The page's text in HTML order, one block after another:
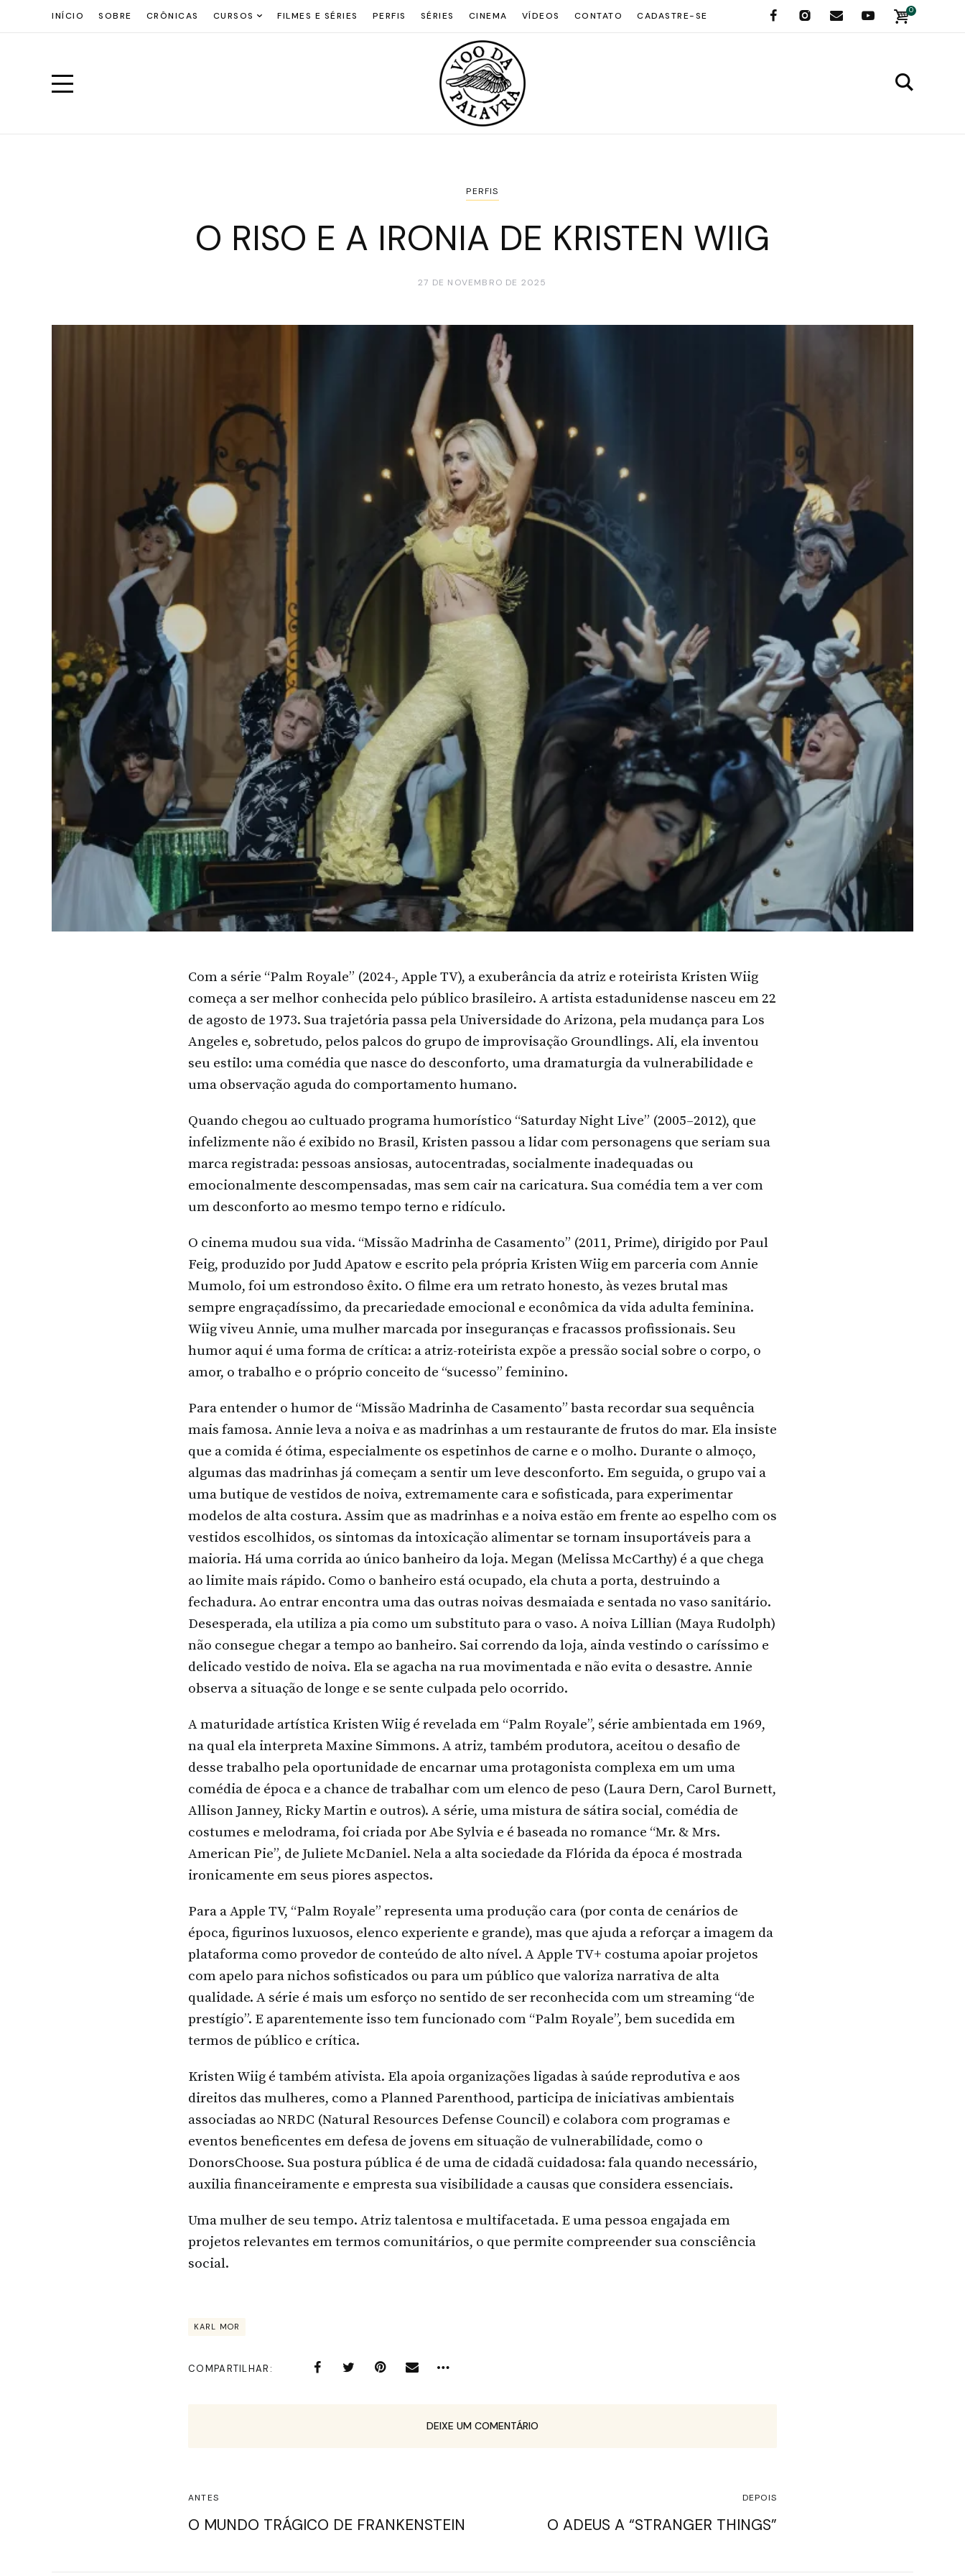
INÍCIO SOBRE CRÔNICAS CURSOS FILMES E SÉRIES PERFIS SÉRIES CINEMA VÍDEOS CONTATO CADASTRE-SE 0
PERFIS
O RISO E A IRONIA DE KRISTEN WIIG
27 DE NOVEMBRO DE 2025
Com a série “Palm Royale” (2024-, Apple TV), a exuberância da atriz e roteirista Kristen Wiig
começa a ser melhor conhecida pelo público brasileiro. A artista estadunidense nasceu em 22
de agosto de 1973. Sua trajetória passa pela Universidade do Arizona, pela mudança para Los
Angeles e, sobretudo, pelos palcos do grupo de improvisação Groundlings. Ali, ela inventou
seu estilo: uma comédia que nasce do desconforto, uma dramaturgia da vulnerabilidade e
uma observação aguda do comportamento humano.
Quando chegou ao cultuado programa humorístico “Saturday Night Live” (2005–2012), que
infelizmente não é exibido no Brasil, Kristen passou a lidar com personagens que seriam sua
marca registrada: pessoas ansiosas, autocentradas, socialmente inadequadas ou
emocionalmente descompensadas, mas sem cair na caricatura. Sua comédia tem a ver com
um desconforto ao mesmo tempo terno e ridículo.
O cinema mudou sua vida. “Missão Madrinha de Casamento” (2011, Prime), dirigido por Paul
Feig, produzido por Judd Apatow e escrito pela própria Kristen Wiig em parceria com Annie
Mumolo, foi um estrondoso êxito. O filme era um retrato honesto, às vezes brutal mas
sempre engraçadíssimo, da precariedade emocional e econômica da vida adulta feminina.
Wiig viveu Annie, uma mulher marcada por inseguranças e fracassos profissionais. Seu
humor aqui é uma forma de crítica: a atriz-roteirista expõe a pressão social sobre o corpo, o
amor, o trabalho e o próprio conceito de “sucesso” feminino.
Para entender o humor de “Missão Madrinha de Casamento” basta recordar sua sequência
mais famosa. Annie leva a noiva e as madrinhas a um restaurante de frutos do mar. Ela insiste
que a comida é ótima, especialmente os espetinhos de carne e o molho. Durante o almoço,
algumas das madrinhas já começam a sentir um leve desconforto. Em seguida, o grupo vai a
uma butique de vestidos de noiva, extremamente cara e sofisticada, para experimentar
modelos de alta costura. Assim que as madrinhas e a noiva estão em frente ao espelho com os
vestidos escolhidos, os sintomas da intoxicação alimentar se tornam insuportáveis para a
maioria. Há uma corrida ao único banheiro da loja. Megan (Melissa McCarthy) é a que chega
ao limite mais rápido. Como o banheiro está ocupado, ela chuta a porta, destruindo a
fechadura. Ao entrar encontra uma das outras noivas desmaiada e sentada no vaso sanitário.
Desesperada, ela utiliza a pia como um substituto para o vaso. A noiva Lillian (Maya Rudolph)
não consegue chegar a tempo ao banheiro. Sai correndo da loja, ainda vestindo o caríssimo e
delicado vestido de noiva. Ela se agacha na rua movimentada e não evita o desastre. Annie
observa a situação de longe e se sente culpada pelo ocorrido.
A maturidade artística Kristen Wiig é revelada em “Palm Royale”, série ambientada em 1969,
na qual ela interpreta Maxine Simmons. A atriz, também produtora, aceitou o desafio de
desse trabalho pela oportunidade de encarnar uma protagonista complexa em um uma
comédia de época e a chance de trabalhar com um elenco de peso (Laura Dern, Carol Burnett,
Allison Janney, Ricky Martin e outros). A série, uma mistura de sátira social, comédia de
costumes e melodrama, foi criada por Abe Sylvia e é baseada no romance “Mr. & Mrs.
American Pie”, de Juliete McDaniel. Nela a alta sociedade da Flórida da época é mostrada
ironicamente em seus piores aspectos.
Para a Apple TV, “Palm Royale” representa uma produção cara (por conta de cenários de
época, figurinos luxuosos, elenco experiente e grande), mas que ajuda a reforçar a imagem da
plataforma como provedor de conteúdo de alto nível. A Apple TV+ costuma apoiar projetos
com apelo para nichos sofisticados ou para um público que valoriza narrativa de alta
qualidade. A série é mais um esforço no sentido de ser reconhecida com um streaming “de
prestígio”. E aparentemente isso tem funcionado com “Palm Royale”, bem sucedida em
termos de público e crítica.
Kristen Wiig é também ativista. Ela apoia organizações ligadas à saúde reprodutiva e aos
direitos das mulheres, como a Planned Parenthood, participa de iniciativas ambientais
associadas ao NRDC (Natural Resources Defense Council) e colabora com programas e
eventos beneficentes em defesa de jovens em situação de vulnerabilidade, como o
DonorsChoose. Sua postura pública é de uma de cidadã cuidadosa: fala quando necessário,
auxilia financeiramente e empresta sua visibilidade a causas que considera essenciais.
Uma mulher de seu tempo. Atriz talentosa e multifacetada. E uma pessoa engajada em
projetos relevantes em termos comunitários, o que permite compreender sua consciência
social.
KARL MOR
COMPARTILHAR
DEIXE UM COMENTÁRIO
ANTES
O MUNDO TRÁGICO DE FRANKENSTEIN
DEPOIS
O ADEUS A “STRANGER THINGS”